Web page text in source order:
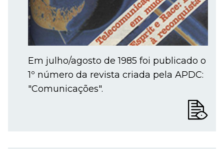
Em julho/agosto de 1985 foi publicado o
1º número da revista criada pela APDC:
"Comunicações".